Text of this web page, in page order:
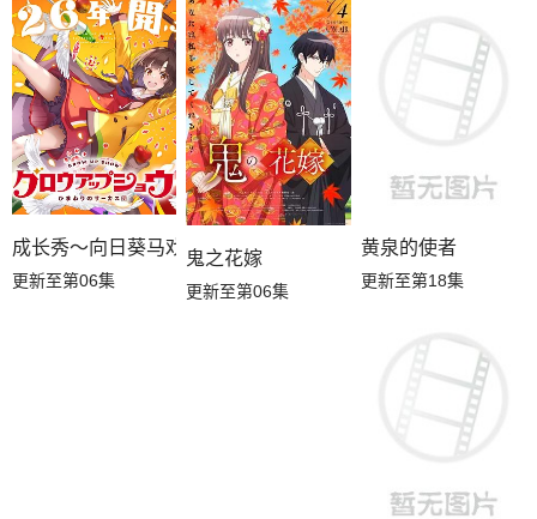
成长秀～向日葵马戏团～
更新至第06集
鬼之花嫁
更新至第06集
黄泉的使者
更新至第18集